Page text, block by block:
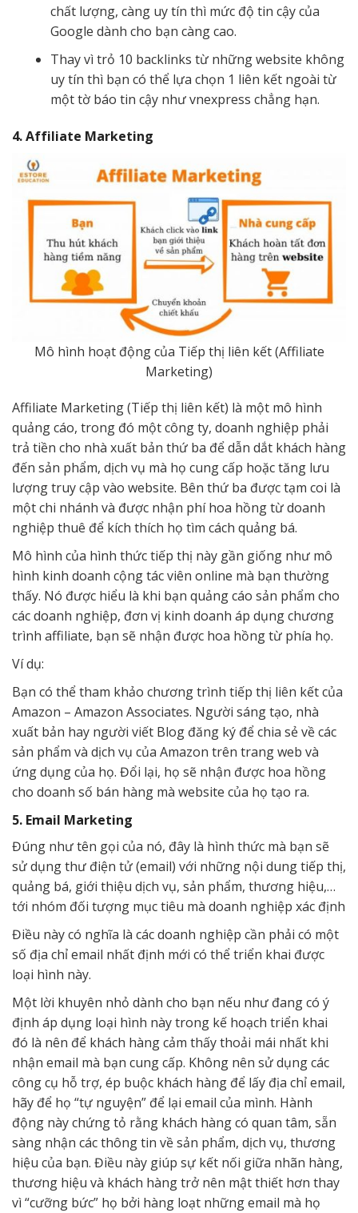
chất lượng, càng uy tín thì mức độ tin cậy của
Google dành cho bạn càng cao.
Thay vì trỏ 10 backlinks từ những website không
uy tín thì bạn có thể lựa chọn 1 liên kết ngoài từ
một tờ báo tin cậy như vnexpress chẳng hạn.
4. Affiliate Marketing
Mô hình hoạt động của Tiếp thị liên kết (Affiliate
Marketing)
Affiliate Marketing (Tiếp thị liên kết) là một mô hình
quảng cáo, trong đó một công ty, doanh nghiệp phải
trả tiền cho nhà xuất bản thứ ba để dẫn dắt khách hàng
đến sản phẩm, dịch vụ mà họ cung cấp hoặc tăng lưu
lượng truy cập vào website. Bên thứ ba được tạm coi là
một chi nhánh và được nhận phí hoa hồng từ doanh
nghiệp thuê để kích thích họ tìm cách quảng bá.
Mô hình của hình thức tiếp thị này gần giống như mô
hình kinh doanh cộng tác viên online mà bạn thường
thấy. Nó được hiểu là khi bạn quảng cáo sản phẩm cho
các doanh nghiệp, đơn vị kinh doanh áp dụng chương
trình affiliate, bạn sẽ nhận được hoa hồng từ phía họ.
Ví dụ:
Bạn có thể tham khảo chương trình tiếp thị liên kết của
Amazon – Amazon Associates. Người sáng tạo, nhà
xuất bản hay người viết Blog đăng ký để chia sẻ về các
sản phẩm và dịch vụ của Amazon trên trang web và
ứng dụng của họ. Đổi lại, họ sẽ nhận được hoa hồng
cho doanh số bán hàng mà website của họ tạo ra.
5. Email Marketing
Đúng như tên gọi của nó, đây là hình thức mà bạn sẽ
sử dụng thư điện tử (email) với những nội dung tiếp thị,
quảng bá, giới thiệu dịch vụ, sản phẩm, thương hiệu,…
tới nhóm đối tượng mục tiêu mà doanh nghiệp xác định
Điều này có nghĩa là các doanh nghiệp cần phải có một
số địa chỉ email nhất định mới có thể triển khai được
loại hình này.
Một lời khuyên nhỏ dành cho bạn nếu như đang có ý
định áp dụng loại hình này trong kế hoạch triển khai
đó là nên để khách hàng cảm thấy thoải mái nhất khi
nhận email mà bạn cung cấp. Không nên sử dụng các
công cụ hỗ trợ, ép buộc khách hàng để lấy địa chỉ email,
hãy để họ “tự nguyện” để lại email của mình. Hành
động này chứng tỏ rằng khách hàng có quan tâm, sẵn
sàng nhận các thông tin về sản phẩm, dịch vụ, thương
hiệu của bạn. Điều này giúp sự kết nối giữa nhãn hàng,
thương hiệu và khách hàng trở nên mật thiết hơn thay
vì “cưỡng bức” họ bởi hàng loạt những email mà họ